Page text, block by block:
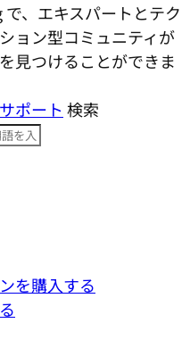
、エキスパートとテク
ョン型コミ​ュニティが
見つけることができま
サポート 検索
を購入する